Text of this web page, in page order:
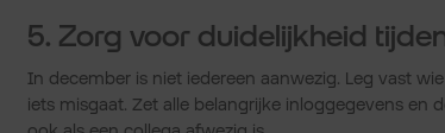
5. Zorg voor duidelijkheid
In december is niet iedereen aanwezig. Leg vast
iets misgaat. Zet alle belangrijke inloggegevens en